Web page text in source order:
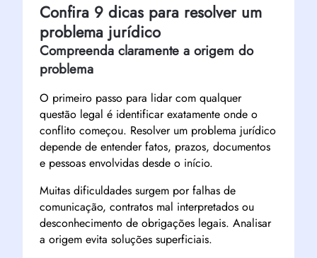
Confira 9 dicas para resolver um
problema jurídico
Compreenda claramente a origem do
problema
O primeiro passo para lidar com qualquer
questão legal é identificar exatamente onde o
conflito começou. Resolver um problema jurídico
depende de entender fatos, prazos, documentos
e pessoas envolvidas desde o início.
Muitas dificuldades surgem por falhas de
comunicação, contratos mal interpretados ou
desconhecimento de obrigações legais. Analisar
a origem evita soluções superficiais.